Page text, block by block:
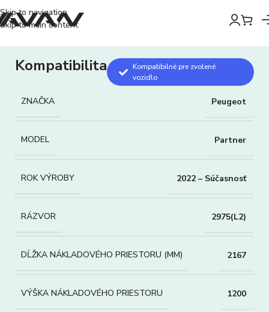
Skip to navigation
Skip to main content
Kompatibilita
Kompatibilné pre zvolené
vozidlo
ZNAČKA Peugeot
MODEL Partner
ROK VÝROBY 2022 – Súčasnosť
RÁZVOR 2975(L2)
DĹŽKA NÁKLADOVÉHO PRIESTORU (MM) 2167
VÝŠKA NÁKLADOVÉHO PRIESTORU 1200